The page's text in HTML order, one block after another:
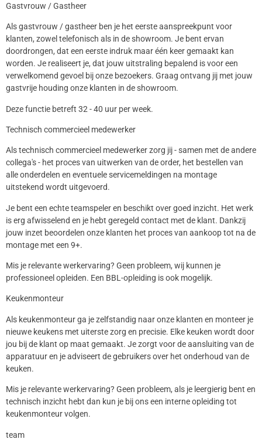
Gastvrouw / Gastheer
Als gastvrouw / gastheer ben je het eerste aanspreekpunt voor
klanten, zowel telefonisch als in de showroom. Je bent ervan
doordrongen, dat een eerste indruk maar één keer gemaakt kan
worden. Je realiseert je, dat jouw uitstraling bepalend is voor een
verwelkomend gevoel bij onze bezoekers. Graag ontvang jij met jouw
gastvrije houding onze klanten in de showroom.
Deze functie betreft 32 - 40 uur per week.
Technisch commercieel medewerker
Als technisch commercieel medewerker zorg jij - samen met de andere
collega's - het proces van uitwerken van de order, het bestellen van
alle onderdelen en eventuele servicemeldingen na montage
uitstekend wordt uitgevoerd.
Je bent een echte teamspeler en beschikt over goed inzicht. Het werk
is erg afwisselend en je hebt geregeld contact met de klant. Dankzij
jouw inzet beoordelen onze klanten het proces van aankoop tot na de
montage met een 9+.
Mis je relevante werkervaring? Geen probleem, wij kunnen je
professioneel opleiden. Een BBL-opleiding is ook mogelijk.
Keukenmonteur
Als keukenmonteur ga je zelfstandig naar onze klanten en monteer je
nieuwe keukens met uiterste zorg en precisie. Elke keuken wordt door
jou bij de klant op maat gemaakt. Je zorgt voor de aansluiting van de
apparatuur en je adviseert de gebruikers over het onderhoud van de
keuken.
Mis je relevante werkervaring? Geen probleem, als je leergierig bent en
technisch inzicht hebt dan kun je bij ons een interne opleiding tot
keukenmonteur volgen.
team